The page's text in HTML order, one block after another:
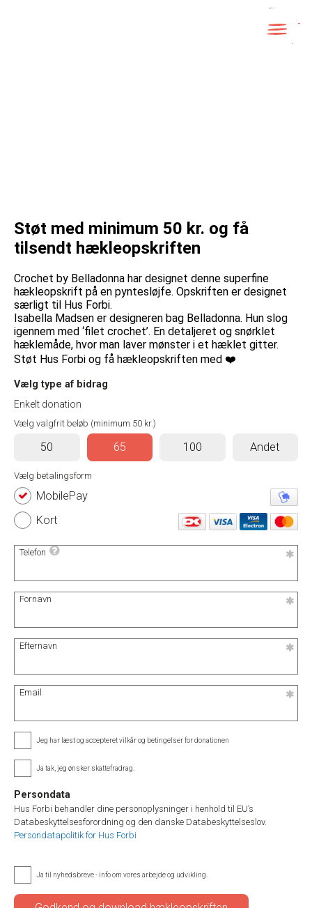
Støt med minimum 50 kr. og få
tilsendt hækleopskriften
Crochet by Belladonna har designet denne superfine
hækleopskrift på en pyntesløjfe. Opskriften er designet
særligt til Hus Forbi.
Isabella Madsen er designeren bag Belladonna. Hun slog
igennem med ‘filet crochet’. En detaljeret og snørklet
hæklemåde, hvor man laver mønster i et hæklet gitter.
Støt Hus Forbi og få hækleopskriften med ❤️
LUK